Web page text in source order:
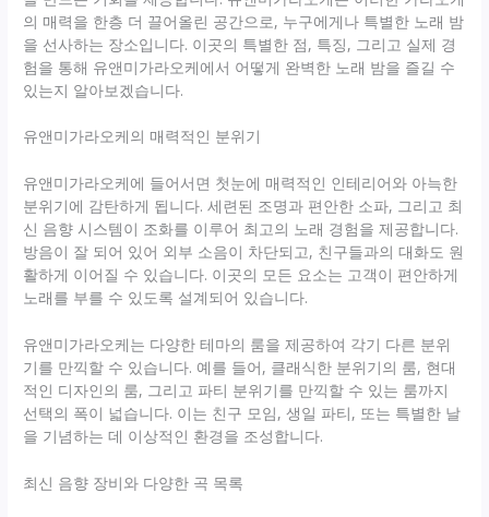
의 매력을 한층 더 끌어올린 공간으로, 누구에게나 특별한 노래 밤
을 선사하는 장소입니다. 이곳의 특별한 점, 특징, 그리고 실제 경
험을 통해 유앤미가라오케에서 어떻게 완벽한 노래 밤을 즐길 수
있는지 알아보겠습니다.
유앤미가라오케의 매력적인 분위기
유앤미가라오케에 들어서면 첫눈에 매력적인 인테리어와 아늑한
분위기에 감탄하게 됩니다. 세련된 조명과 편안한 소파, 그리고 최
신 음향 시스템이 조화를 이루어 최고의 노래 경험을 제공합니다.
방음이 잘 되어 있어 외부 소음이 차단되고, 친구들과의 대화도 원
활하게 이어질 수 있습니다. 이곳의 모든 요소는 고객이 편안하게
노래를 부를 수 있도록 설계되어 있습니다.
유앤미가라오케는 다양한 테마의 룸을 제공하여 각기 다른 분위
기를 만끽할 수 있습니다. 예를 들어, 클래식한 분위기의 룸, 현대
적인 디자인의 룸, 그리고 파티 분위기를 만끽할 수 있는 룸까지
선택의 폭이 넓습니다. 이는 친구 모임, 생일 파티, 또는 특별한 날
을 기념하는 데 이상적인 환경을 조성합니다.
최신 음향 장비와 다양한 곡 목록